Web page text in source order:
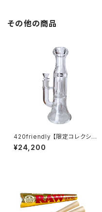
その他の商品
420friendly 【限定コレクショ
ン】EG Glass - Double Perc
Glass Bong / ガラスボング (2
¥24,200